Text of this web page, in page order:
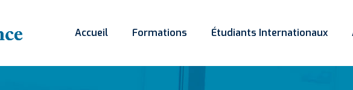
Accueil Formations Étudiants Internationaux